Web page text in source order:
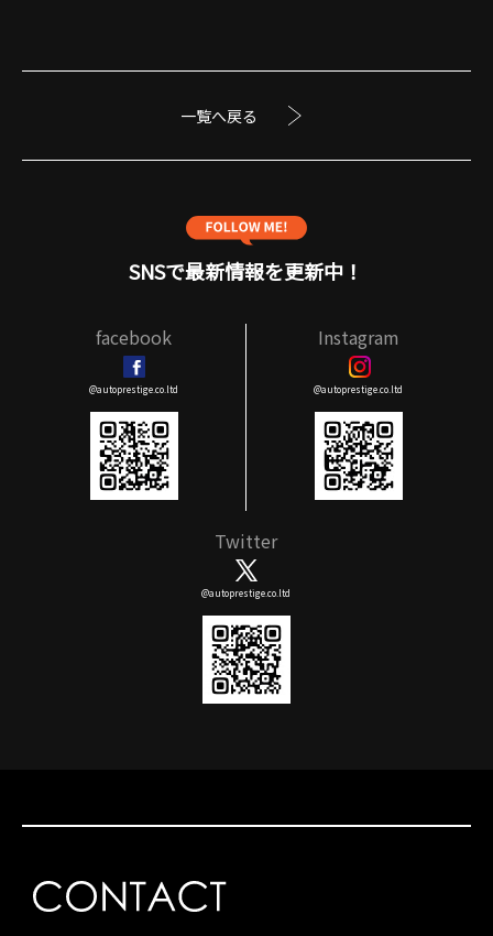
一覧へ戻る
SNSで最新情報を更新中！
facebook
@autoprestige.co.ltd
Instagram
@autoprestige.co.ltd
Twitter
@autoprestige.co.ltd